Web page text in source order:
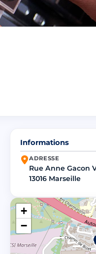
Informations
ADRESSE
Rue Anne Gacon
13016 Marseille
+
−